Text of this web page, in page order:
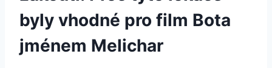
byly vhodné pro film Bota​
jménem Melichar